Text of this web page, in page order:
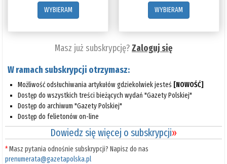
WYBIERAM
WYBIERAM
Masz już subskrypcję?Zaloguj się
W ramach subskrypcji otrzymasz:
Możliwość odsłuchiwania artykułów gdziekolwiek jesteś [NOWOŚĆ]
Dostęp do wszystkich treści bieżących wydań "Gazety Polskiej"
Dostęp do archiwum "Gazety Polskiej"
Dostęp do felietonów on-line
Dowiedz się więcej o subskrypcji»
*Masz pytania odnośnie subskrypcji? Napisz do nas
prenumerata@gazetapolska.pl